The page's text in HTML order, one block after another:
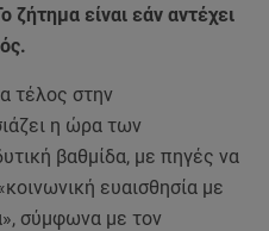
ζήτημα είναι εάν αντέχει
τέλος στην
η ώρα των
βαθμίδα, με πηγές να
ευαισθησία με
σύμφωνα με τον